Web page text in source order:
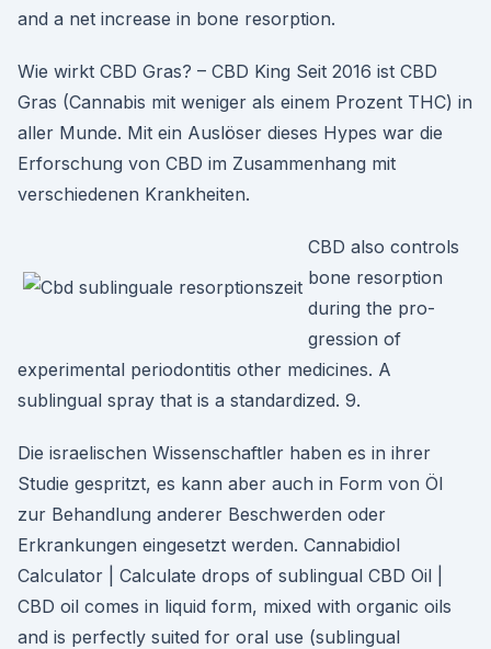
and a net increase in bone resorption.
Wie wirkt CBD Gras? – CBD King Seit 2016 ist CBD
Gras (Cannabis mit weniger als einem Prozent THC) in
aller Munde. Mit ein Auslöser dieses Hypes war die
Erforschung von CBD im Zusammenhang mit
verschiedenen Krankheiten.
CBD also controls
bone resorption
during the pro-
gression of
experimental periodontitis other medicines. A
sublingual spray that is a standardized. 9.
Die israelischen Wissenschaftler haben es in ihrer
Studie gespritzt, es kann aber auch in Form von Öl
zur Behandlung anderer Beschwerden oder
Erkrankungen eingesetzt werden. Cannabidiol
Calculator | Calculate drops of sublingual CBD Oil |
CBD oil comes in liquid form, mixed with organic oils
and is perfectly suited for oral use (sublingual